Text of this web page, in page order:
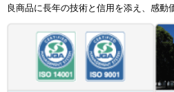
良商品に長年の技術と信用を添え、感動